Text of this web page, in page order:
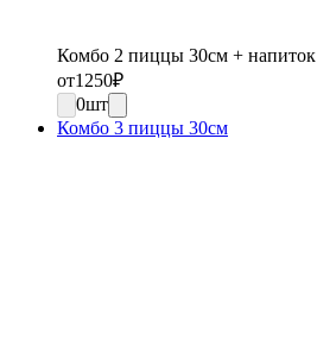
Комбо 2 пиццы 30см + напиток
от1250₽
0шт
Комбо 3 пиццы 30см